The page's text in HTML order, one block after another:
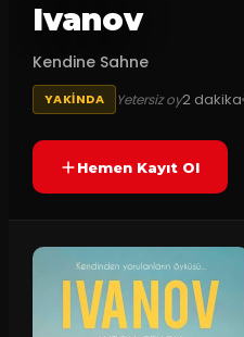
Ivanov
Kendine Sahne
YAKINDA Yetersiz oy2 dakika
Hemen Kayıt Ol